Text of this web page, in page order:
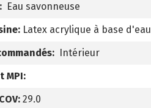
Eau savonneuse
Latex acrylique à base d'eau
Intérieur
MPI:
29.0